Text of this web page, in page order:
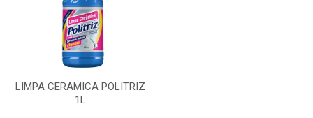
LIMPA CERAMICA POLITRIZ
1L